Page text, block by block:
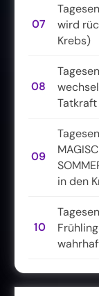
07
wird
Krebs)
08
09
in den
10